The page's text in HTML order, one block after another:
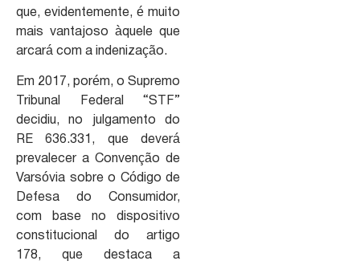
que, evidentemente, é muito
mais vantajoso àquele que
arcará com a indenização.
Em 2017, porém, o Supremo
Tribunal Federal “STF”
decidiu, no julgamento do
RE 636.331, que deverá
prevalecer a Convenção de
Varsóvia sobre o Código de
Defesa do Consumidor,
com base no dispositivo
constitucional do artigo
178, que destaca a